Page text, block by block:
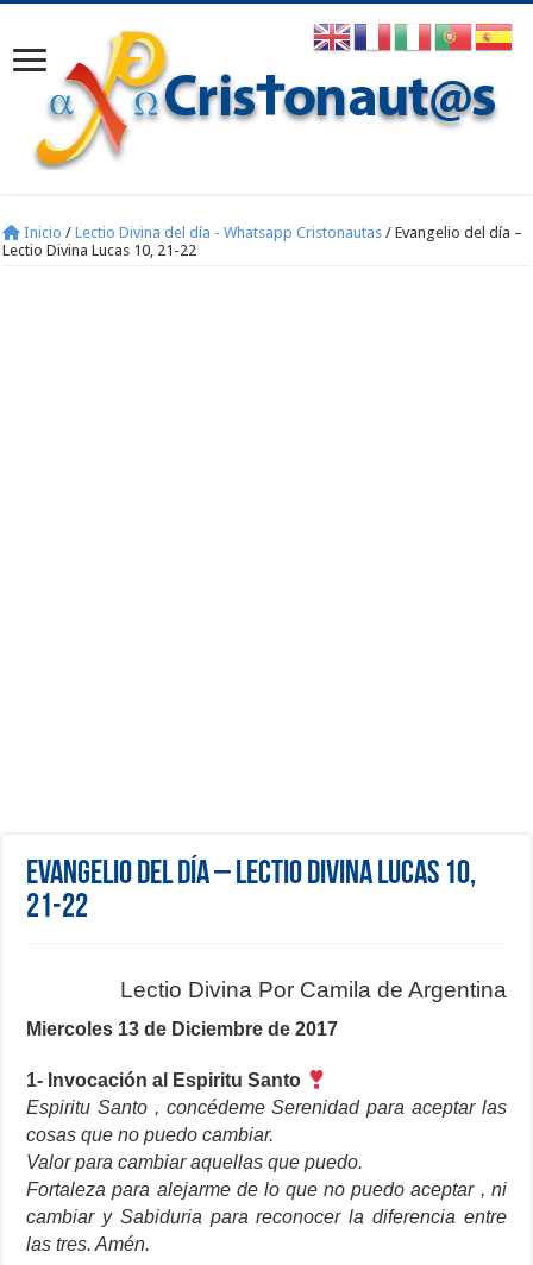
Inicio / Lectio Divina del día - Whatsapp Cristonautas / Evangelio del día –
Lectio Divina Lucas 10, 21-22
Evangelio del día – Lectio Divina Lucas 10,
21-22
Lectio Divina Por Camila de Argentina
Miercoles 13 de Diciembre de 2017
1- Invocación al Espiritu Santo
Espiritu Santo , concédeme Serenidad para aceptar las
cosas que no puedo cambiar.
Valor para cambiar aquellas que puedo.
Fortaleza para alejarme de lo que no puedo aceptar , ni
cambiar y Sabiduria para reconocer la diferencia entre
las tres. Amén.